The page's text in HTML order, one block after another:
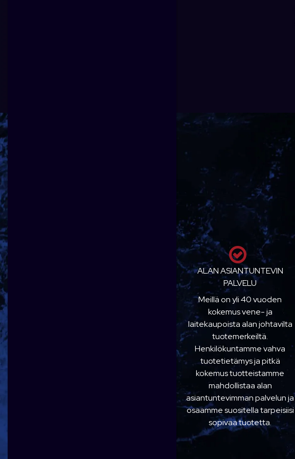
ALAN ASIANTUNTEVIN
PALVELU
Meillä on yli 40 vuoden
kokemus vene- ja
laitekaupoista alan johtavilta
tuotemerkeiltä.
Henkilökuntamme vahva
tuotetietämys ja pitkä
kokemus tuotteistamme
mahdollistaa alan
asiantuntevimman palvelun ja
osaamme suositella tarpeisiisi
sopivaa tuotetta.